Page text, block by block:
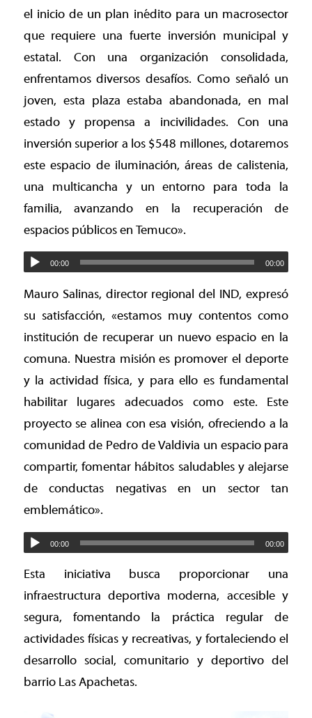
el inicio de un plan inédito para un macrosector
que requiere una fuerte inversión municipal y
estatal. Con una organización consolidada,
enfrentamos diversos desafíos. Como señaló un
joven, esta plaza estaba abandonada, en mal
estado y propensa a incivilidades. Con una
inversión superior a los $548 millones, dotaremos
este espacio de iluminación, áreas de calistenia,
una multicancha y un entorno para toda la
familia, avanzando en la recuperación de
espacios públicos en Temuco».
00:00 00:00
Mauro Salinas, director regional del IND, expresó
su satisfacción, «estamos muy contentos como
institución de recuperar un nuevo espacio en la
comuna. Nuestra misión es promover el deporte
y la actividad física, y para ello es fundamental
habilitar lugares adecuados como este. Este
proyecto se alinea con esa visión, ofreciendo a la
comunidad de Pedro de Valdivia un espacio para
compartir, fomentar hábitos saludables y alejarse
de conductas negativas en un sector tan
emblemático».
00:00 00:00
Esta iniciativa busca proporcionar una
infraestructura deportiva moderna, accesible y
segura, fomentando la práctica regular de
actividades físicas y recreativas, y fortaleciendo el
desarrollo social, comunitario y deportivo del
barrio Las Apachetas.